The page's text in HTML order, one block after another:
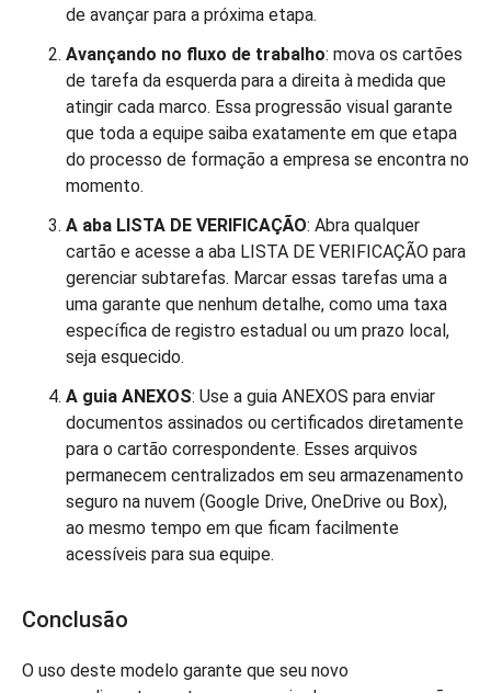
de avançar para a próxima etapa.
Avançando no fluxo de trabalho: mova os cartões
de tarefa da esquerda para a direita à medida que
atingir cada marco. Essa progressão visual garante
que toda a equipe saiba exatamente em que etapa
do processo de formação a empresa se encontra no
momento.
A aba LISTA DE VERIFICAÇÃO: Abra qualquer
cartão e acesse a aba LISTA DE VERIFICAÇÃO para
gerenciar subtarefas. Marcar essas tarefas uma a
uma garante que nenhum detalhe, como uma taxa
específica de registro estadual ou um prazo local,
seja esquecido.
A guia ANEXOS: Use a guia ANEXOS para enviar
documentos assinados ou certificados diretamente
para o cartão correspondente. Esses arquivos
permanecem centralizados em seu armazenamento
seguro na nuvem (Google Drive, OneDrive ou Box),
ao mesmo tempo em que ficam facilmente
acessíveis para sua equipe.
Conclusão
O uso deste modelo garante que seu novo